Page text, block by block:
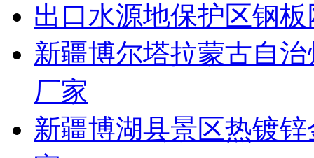
出口水源地保护区钢
新疆博尔塔拉蒙古自
厂家
新疆博湖县景区热镀